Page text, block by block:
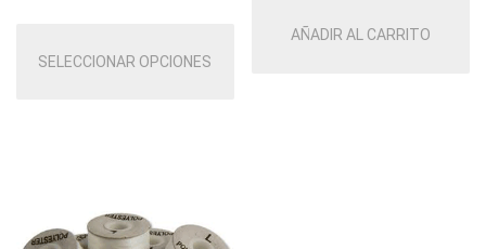
SELECCIONAR OPCIONES
AÑADIR AL CARRITO